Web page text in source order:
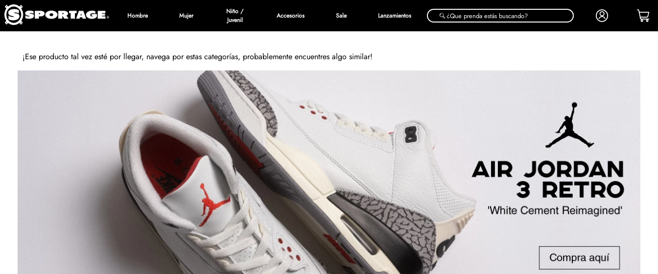
Hombre Mujer
Niño /
Juvenil
Accesorios Sale Lanzamientos ¿Que prenda estás buscando?
¡Ese producto tal vez esté por llegar, navega por estas categorías, probablemente encuentres algo similar!